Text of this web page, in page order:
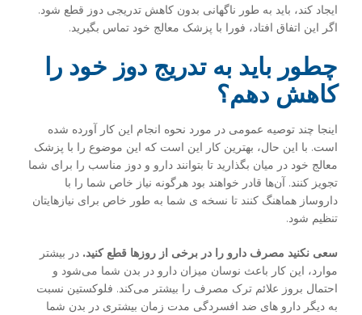
ایجاد کند، باید به طور ناگهانی بدون کاهش تدریجی دوز قطع شود.
اگر این اتفاق افتاد، فورا با پزشک معالج خود تماس بگیرید.
چطور باید به تدریج دوز خود را
کاهش دهم؟
اینجا چند توصیه عمومی در مورد نحوه انجام این کار آورده شده
است. با این حال، بهترین کار این است که این موضوع را با پزشک
معالج خود در میان بگذارید تا بتوانند دارو و دوز مناسب را برای شما
تجویز کنند. آن‌ها قادر خواهند بود هرگونه نیاز خاص شما را با
داروساز هماهنگ کنند تا نسخه ی شما به طور خاص برای نیازهایتان
تنظیم شود.
سعی نکنید مصرف دارو را در برخی از روزها قطع کنید. در بیشتر
موارد، این کار باعث نوسان میزان دارو در بدن شما می‌شود و
احتمال بروز علائم ترک مصرف را بیشتر می‌کند. فلوکستین نسبت
به دیگر دارو های ضد افسردگی مدت زمان بیشتری در بدن شما